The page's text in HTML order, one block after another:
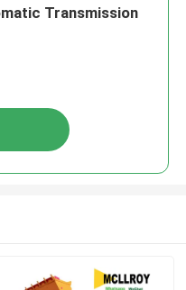
Transmission